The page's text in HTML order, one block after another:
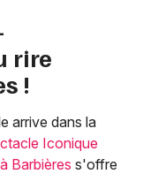
rire
!
arrive dans la
Iconique
Barbières s'offre